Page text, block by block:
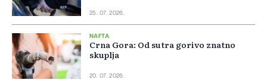
25. 07. 2026.
NAFTA
Crna Gora: Od sutra gorivo znatno
skuplja
20. 07. 2026.